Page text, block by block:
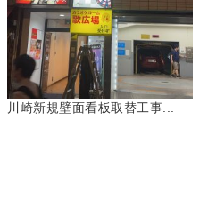
川崎新規壁面看板取替工事...